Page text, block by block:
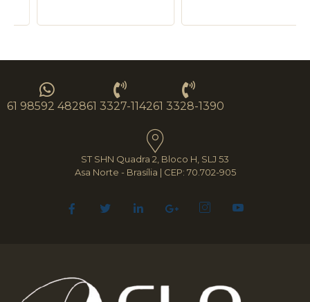
61 98592 482861 3327-114261 3328-1390
ST SHN Quadra 2, Bloco H, SLJ 53
Asa Norte - Brasília | CEP: 70.702-905